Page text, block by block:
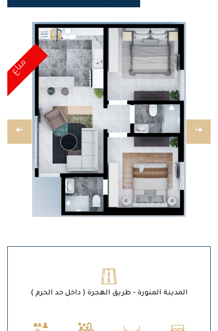
مباع
المدينة المنورة - طريق الهجرة ( داخل حد الحرم )